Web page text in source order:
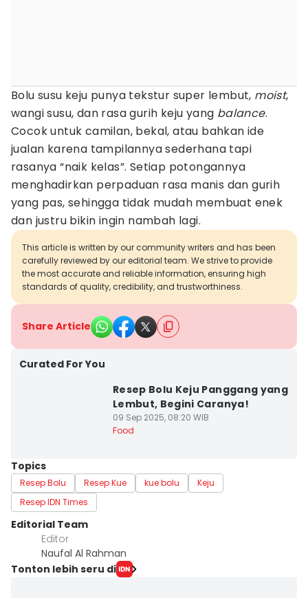
Bolu susu keju punya tekstur super lembut, moist,
wangi susu, dan rasa gurih keju yang balance.
Cocok untuk camilan, bekal, atau bahkan ide
jualan karena tampilannya sederhana tapi
rasanya “naik kelas”. Setiap potongannya
menghadirkan perpaduan rasa manis dan gurih
yang pas, sehingga tidak mudah membuat enek
dan justru bikin ingin nambah lagi.
This article is written by our community writers and has been
carefully reviewed by our editorial team. We strive to provide
the most accurate and reliable information, ensuring high
standards of quality, credibility, and trustworthiness.
Share Article
Curated For You
Resep Bolu Keju Panggang yang
Lembut, Begini Caranya!
09 Sep 2025, 08:20 WIB
Food
Topics
Resep Bolu Resep Kue kue bolu
Keju
Resep IDN Times
Editorial Team
Editor
Naufal Al Rahman
Tonton lebih seru di